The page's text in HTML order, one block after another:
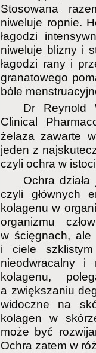
Stosowana
niweluje ropnie.
łagodzi
niweluje blizny i
łagodzi rany i
granatowego
bóle
Dr Reynold
Clinical
żelaza zawarte
jeden z
czyli ochra w
Ochra
czyli głównych
kolagenu w
organizmu
w ścięgnach, ale
i ciele
nieodwracalny i
kolagenu,
a zwiększaniu
widoczne na
kolagen w
może być
Ochra zatem w